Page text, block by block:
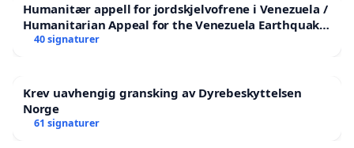
Humanitær appell for jordskjelvofrene i Venezuela /
Humanitarian Appeal for the Venezuela Earthquake
Victims
40 signaturer
Krev uavhengig gransking av Dyrebeskyttelsen
Norge
61 signaturer